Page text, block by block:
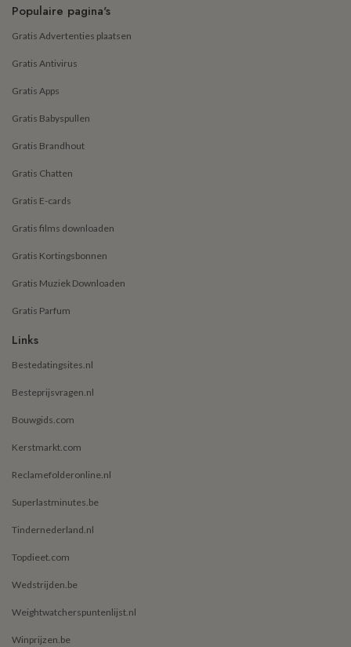
Populaire pagina's
Gratis Advertenties plaatsen
Gratis Antivirus
Gratis Apps
Gratis Babyspullen
Gratis Brandhout
Gratis Chatten
Gratis E-cards
Gratis films downloaden
Gratis Kortingsbonnen
Gratis Muziek Downloaden
Gratis Parfum
Links
Bestedatingsites.nl
Besteprijsvragen.nl
Bouwgids.com
Kerstmarkt.com
Reclamefolderonline.nl
Superlastminutes.be
Tindernederland.nl
Topdieet.com
Wedstrijden.be
Weightwatcherspuntenlijst.nl
Winprijzen.be